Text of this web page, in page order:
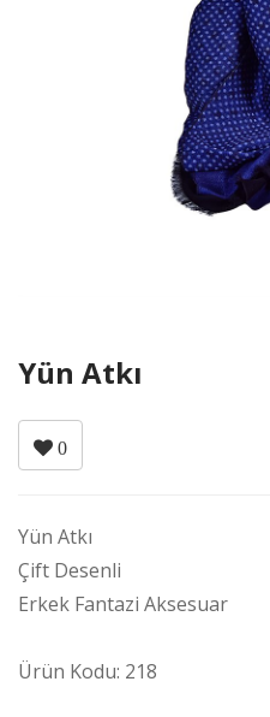
Yün Atkı
0
Yün Atkı
Çift Desenli
Erkek Fantazi Aksesuar
Ürün Kodu: 218